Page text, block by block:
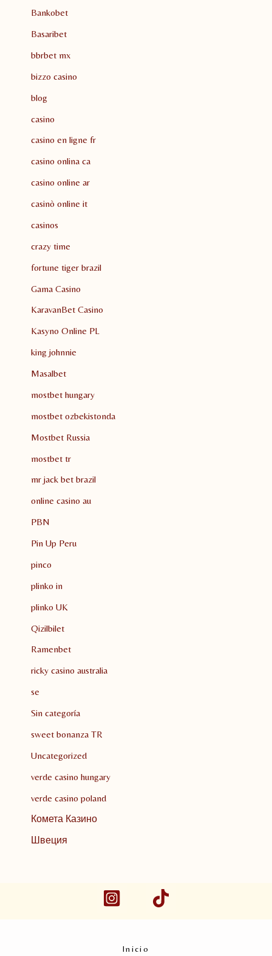
Bankobet
Basaribet
bbrbet mx
bizzo casino
blog
casino
casino en ligne fr
casino onlina ca
casino online ar
casinò online it
casinos
crazy time
fortune tiger brazil
Gama Casino
KaravanBet Casino
Kasyno Online PL
king johnnie
Masalbet
mostbet hungary
mostbet ozbekistonda
Mostbet Russia
mostbet tr
mr jack bet brazil
online casino au
PBN
Pin Up Peru
pinco
plinko in
plinko UK
Qizilbilet
Ramenbet
ricky casino australia
se
Sin categoría
sweet bonanza TR
Uncategorized
verde casino hungary
verde casino poland
Комета Казино
Швеция
Inicio